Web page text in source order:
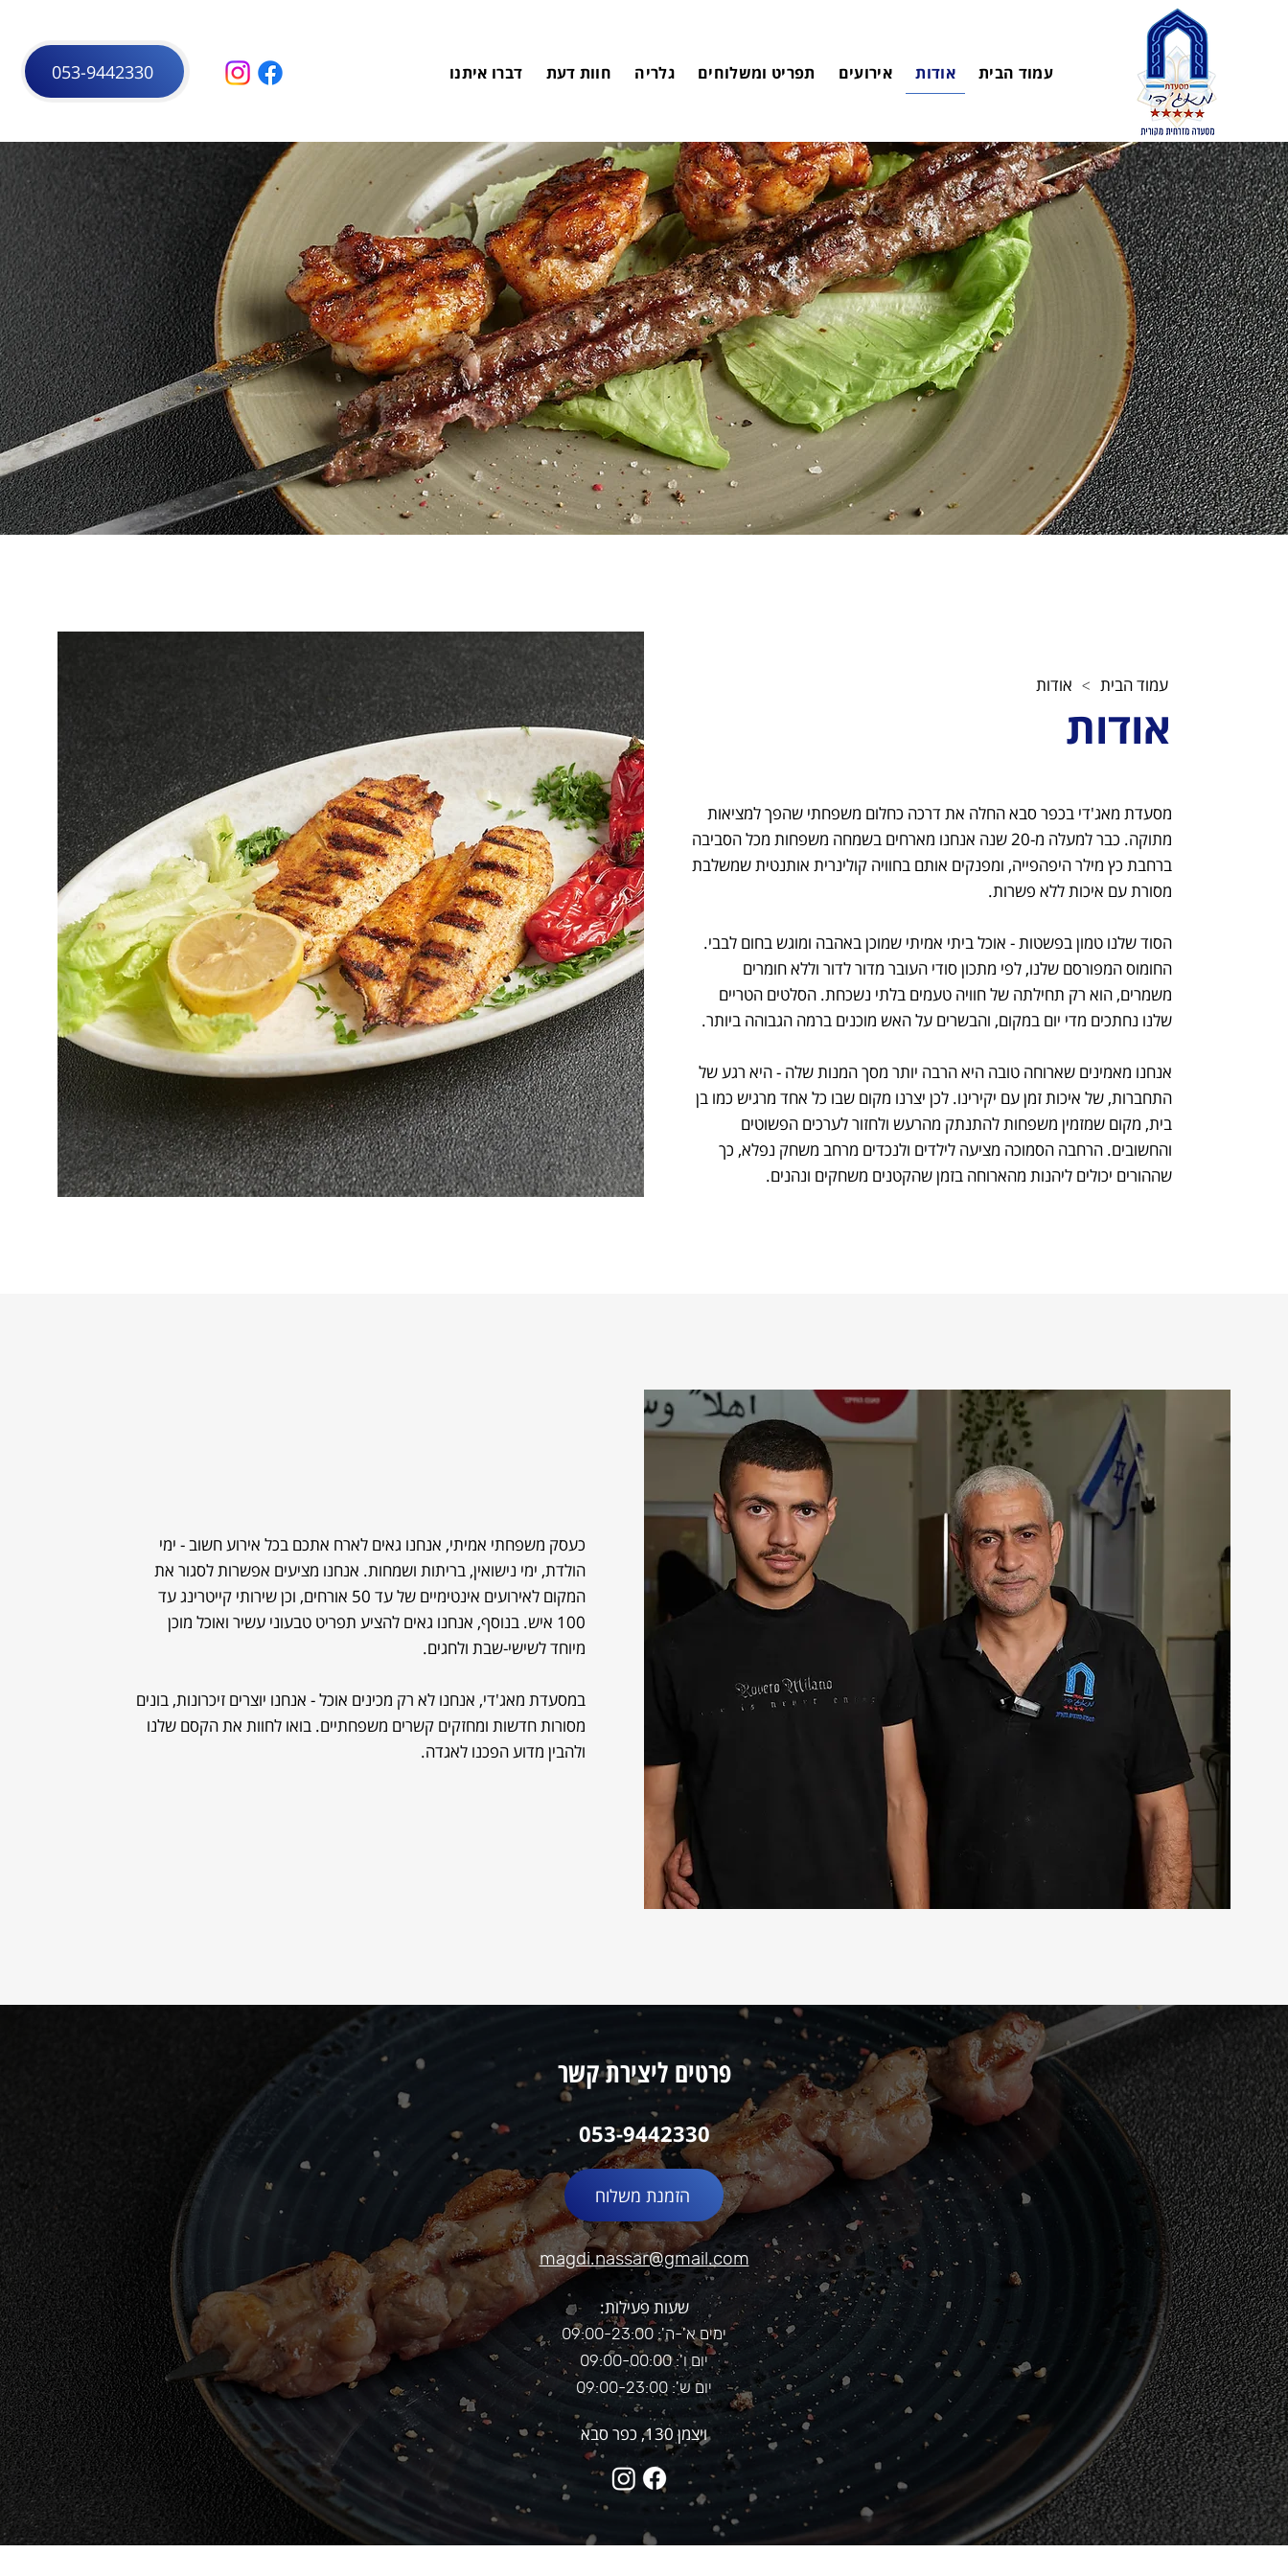
053-9442330 עמוד הבית אודות אירועים תפריט ומשלוחים גלריה חוות דעת דברו איתנו
עמוד הבית > אודות
אודות
מסעדת מאג'די בכפר סבא החלה את דרכה כחלום משפחתי שהפך למציאות
מתוקה. כבר למעלה מ-20 שנה אנחנו מארחים בשמחה משפחות מכל הסביבה
ברחבת כץ מילר היפהפייה, ומפנקים אותם בחוויה קולינרית אותנטית שמשלבת
מסורת עם איכות ללא פשרות.
הסוד שלנו טמון בפשטות - אוכל ביתי אמיתי שמוכן באהבה ומוגש בחום לבבי.
החומוס המפורסם שלנו, לפי מתכון סודי העובר מדור לדור וללא חומרים
משמרים, הוא רק תחילתה של חוויה טעמים בלתי נשכחת. הסלטים הטריים
שלנו נחתכים מדי יום במקום, והבשרים על האש מוכנים ברמה הגבוהה ביותר.
אנחנו מאמינים שארוחה טובה היא הרבה יותר מסך המנות שלה - היא רגע של
התחברות, של איכות זמן עם יקירינו. לכן יצרנו מקום שבו כל אחד מרגיש כמו בן
בית, מקום שמזמין משפחות להתנתק מהרעש ולחזור לערכים הפשוטים
והחשובים. הרחבה הסמוכה מציעה לילדים ולנכדים מרחב משחק נפלא, כך
שההורים יכולים ליהנות מהארוחה בזמן שהקטנים משחקים ונהנים.
כעסק משפחתי אמיתי, אנחנו גאים לארח אתכם בכל אירוע חשוב - ימי
הולדת, ימי נישואין, בריתות ושמחות. אנחנו מציעים אפשרות לסגור את
המקום לאירועים אינטימיים של עד 50 אורחים, וכן שירותי קייטרינג עד
100 איש. בנוסף, אנחנו גאים להציע תפריט טבעוני עשיר ואוכל מוכן
מיוחד לשישי-שבת ולחגים.
במסעדת מאג'די, אנחנו לא רק מכינים אוכל - אנחנו יוצרים זיכרונות, בונים
מסורות חדשות ומחזקים קשרים משפחתיים. בואו לחוות את הקסם שלנו
ולהבין מדוע הפכנו לאגדה.
פרטים ליצירת קשר
053-9442330
הזמנת משלוח
magdi.nassar@gmail.com
שעות פעילות:
ימים א'-ה': 09:00-23:00
יום ו': 09:00-00:00
יום ש': 09:00-23:00
ויצמן 130, כפר סבא